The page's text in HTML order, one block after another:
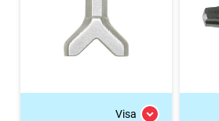
Visa